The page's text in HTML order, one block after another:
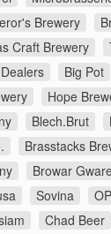
Brewery
Craft Brewery
Big Pot
Hope
Blech.Brut
Brasstacks
Browar
Sovina
Chad Beer